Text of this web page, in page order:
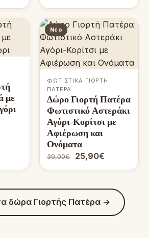
με
Νέο
ΦΩΤΙΣΤΙΚΆ ΓΙΟΡΤΉ
ΠΑΤΈΡΑ
Δώρο Γιορτή Πατέρα
Φωτιστικό Αστεράκι
Αγόρι-Κορίτσι με
Αφιέρωση και
Ονόματα
39,00€ 25,90€
δώρα Γιορτής Πατέρα →